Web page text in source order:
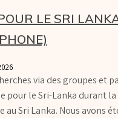
LE SRI
via des groupes et
pour le Sri-Lanka durant la
Sri Lanka. Nous avons